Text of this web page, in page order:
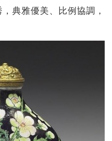
典雅優美、比例協調，